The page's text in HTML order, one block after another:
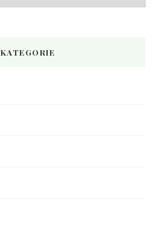
KATEGORIE